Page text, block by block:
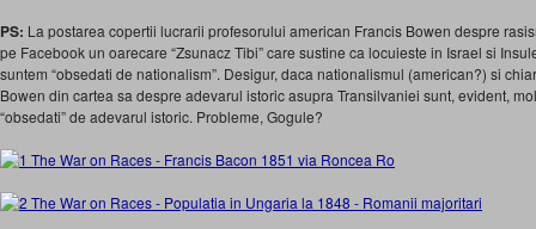
PS: La postarea copertii lucrarii profesorului american Francis Bowen despre
pe Facebook un oarecare “Zsunacz Tibi” care sustine ca locuieste in Israel si
suntem “obsedati de nationalism”. Desigur, daca nationalismul (american?) si
Bowen din cartea sa despre adevarul istoric asupra Transilvaniei sunt, evident,
“obsedati” de adevarul istoric. Probleme, Gogule?